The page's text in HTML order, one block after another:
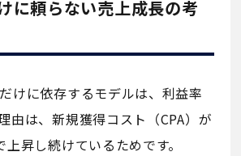
に頼らない売上成長の考
けに依存するモデルは、利益率
由は、新規獲得コスト（CPA）が
昇し続けているためです。